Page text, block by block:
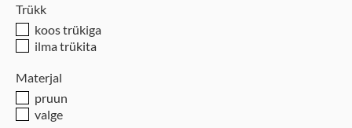
Trükk
koos trükiga
ilma trükita
Materjal
pruun
valge